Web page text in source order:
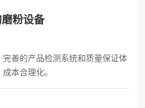
粉设备
善的产品检测系统和质量保证体
本合理化。